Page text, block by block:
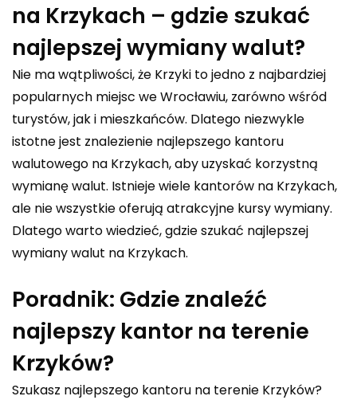
na Krzykach – gdzie szukać
najlepszej wymiany walut?
Nie ma wątpliwości, że Krzyki to jedno z najbardziej
popularnych miejsc we Wrocławiu, zarówno wśród
turystów, jak i mieszkańców. Dlatego niezwykle
istotne jest znalezienie najlepszego kantoru
walutowego na Krzykach, aby uzyskać korzystną
wymianę walut. Istnieje wiele kantorów na Krzykach,
ale nie wszystkie oferują atrakcyjne kursy wymiany.
Dlatego warto wiedzieć, gdzie szukać najlepszej
wymiany walut na Krzykach.
Poradnik: Gdzie znaleźć
najlepszy kantor na terenie
Krzyków?
Szukasz najlepszego kantoru na terenie Krzyków?